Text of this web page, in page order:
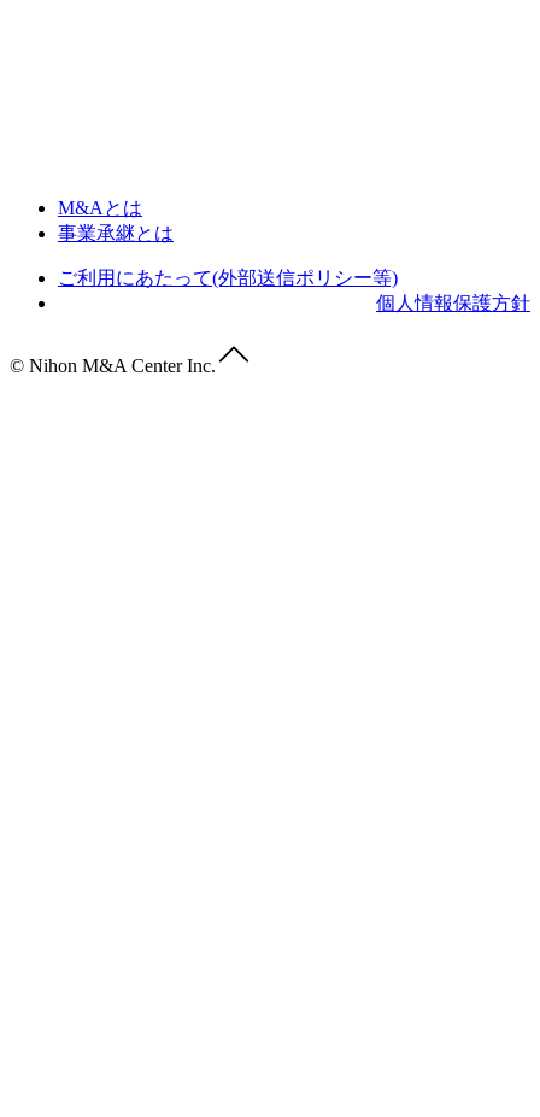
M&Aとは
事業承継とは
ご利用にあたって(外部送信ポリシー等)
個人情報保護方針
© Nihon M&A Center Inc.